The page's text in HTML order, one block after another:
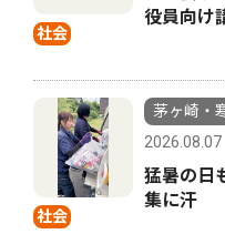
社会
役員向け
社会
茅ヶ崎・
2026.08.07
猛暑の
集に汗